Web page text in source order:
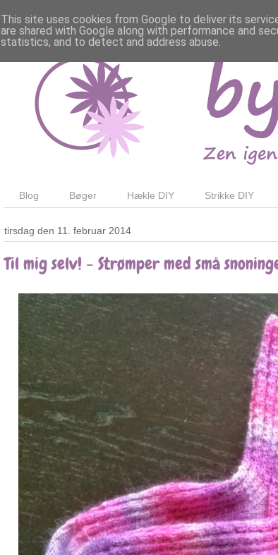
Blog Bøger Hækle DIY Strikke DIY
tirsdag den 11. februar 2014
Til mig selv! - Strømper med små
This site uses cookies from Google to deliver its
are shared with Google along with performance and
statistics, and to detect and address abuse.